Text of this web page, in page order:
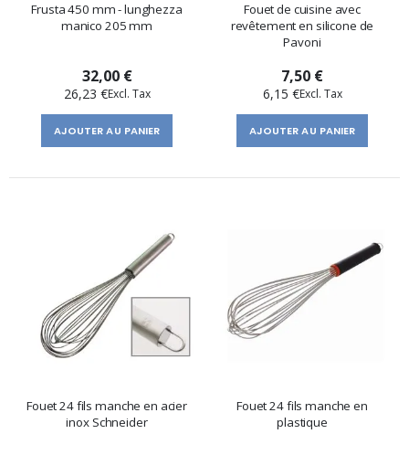
Frusta 450 mm - lunghezza
manico 205 mm
32,00 €
26,23 €
AJOUTER AU PANIER
Fouet de cuisine avec
revêtement en silicone de
Pavoni
7,50 €
6,15 €
AJOUTER AU PANIER
Fouet 24 fils manche en acier
inox Schneider
Fouet 24 fils manche en
plastique